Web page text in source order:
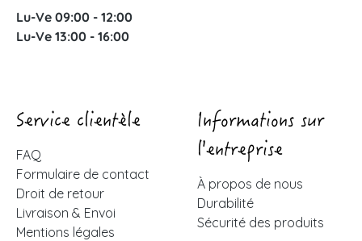
Lu-Ve 09:00 - 12:00
Lu-Ve 13:00 - 16:00
Service clientèle
FAQ
Formulaire de contact
Droit de retour
Livraison & Envoi
Mentions légales
Informations sur
l'entreprise
À propos de nous
Durabilité
Sécurité des produits